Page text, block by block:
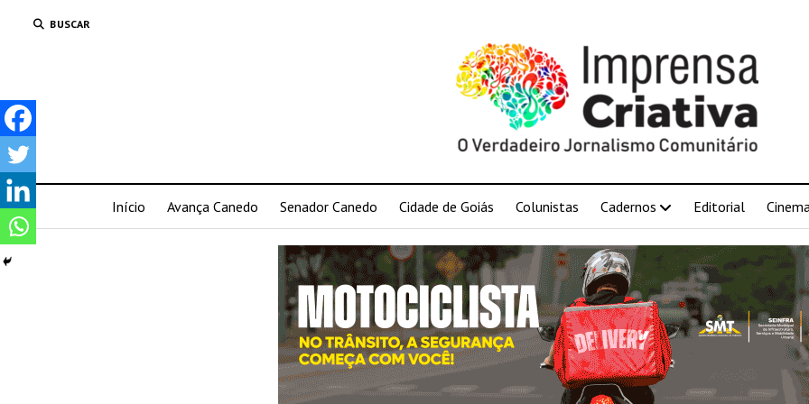
BUSCAR
Início Avança Canedo Senador Canedo Cidade de Goiás Colunistas Cadernos Editorial